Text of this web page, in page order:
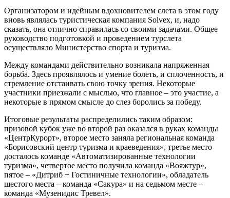
Организатором и идейным вдохновителем слета в этом году
вновь являлась туристическая компания Solvex, и, надо
сказать, она отлично справилась со своими задачами. Общее
руководство подготовкой и проведением турслета
осуществляло Министерство спорта и туризма.
Между командами действительно возникала напряженная
борьба. Здесь проявлялось и умение болеть, и сплоченность, и
стремление отстаивать свою точку зрения. Некоторые
участники приезжали с мыслью, что главное – это участие, а
некоторые в прямом смысле до слез боролись за победу.
Итоговые результаты распределились таким образом:
призовой кубок уже во второй раз оказался в руках команды
«Центр­Курорт», второе место заняла региональная команда
«Борисовский центр туризма и краеведения», третье место
досталось команде «Автоматизированные технологии
туризма», четвертое место получила команда «Вояжтур»,
пятое – «Дитриб + Гостиничные технологии», обладатель
шестого места – команда «Сакура» и на седьмом месте –
команда «Музенидис Тревел».